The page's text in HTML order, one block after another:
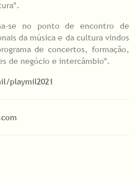
se no ponto de encontro de
da música e da cultura vindos
de concertos, formação,
de negócio e intercâmbio".
playmil2021